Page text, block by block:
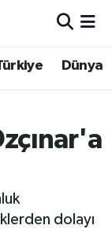
Dünya
dolayı